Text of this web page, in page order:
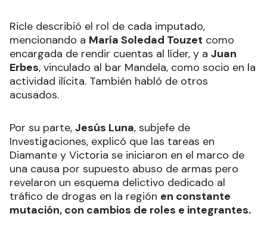
Ricle describió el rol de cada imputado,
mencionando a María Soledad Touzet como
encargada de rendir cuentas al líder, y a Juan
Erbes, vinculado al bar Mandela, como socio en la
actividad ilícita. También habló de otros
acusados.
Por su parte, Jesús Luna, subjefe de
Investigaciones, explicó que las tareas en
Diamante y Victoria se iniciaron en el marco de
una causa por supuesto abuso de armas pero
revelaron un esquema delictivo dedicado al
tráfico de drogas en la región en constante
mutación, con cambios de roles e integrantes.